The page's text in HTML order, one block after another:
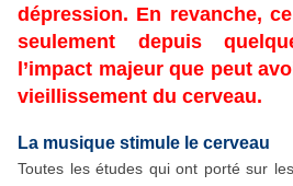
dépression. En revanche,
seulement depuis
l’impact majeur que peut
vieillissement du cerveau.
La musique stimule le cerveau
Toutes les études qui ont porté sur